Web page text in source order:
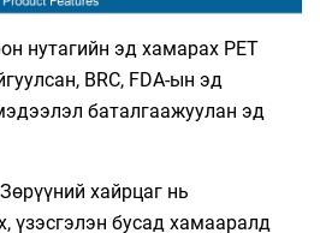
нутагийн эд хамарах PET
BRC, FDA-ын эд
баталгаажуулан эд
Зөрүүний хайрцаг нь
үзэсгэлэн бусад хамааралд